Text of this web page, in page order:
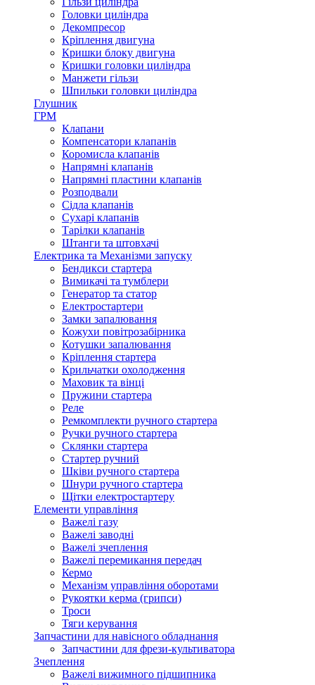
Головки циліндра
Декомпресор
Кріплення двигуна
Кришки блоку двигуна
Кришки головки циліндра
Манжети гільзи
Шпильки головки циліндра
Глушник
ГРМ
Клапани
Компенсатори клапанів
Коромисла клапанів
Напрямні клапанів
Напрямні пластини клапанів
Розподвали
Сідла клапанів
Сухарі клапанів
Тарілки клапанів
Штанги та штовхачі
Електрика та Механізми запуску
Бендикси стартера
Вимикачі та тумблери
Генератор та статор
Електростартери
Замки запалювання
Кожухи повітрозабірника
Котушки запалювання
Кріплення стартера
Крильчатки охолодження
Маховик та вінці
Пружини стартера
Реле
Ремкомплекти ручного стартера
Ручки ручного стартера
Склянки стартера
Стартер ручний
Шківи ручного стартера
Шнури ручного стартера
Щітки електростартеру
Елементи управління
Важелі газу
Важелі заводні
Важелі зчеплення
Важелі перемикання передач
Кермо
Механізм управління оборотами
Рукоятки керма (грипси)
Троси
Тяги керування
Запчастини для навісного обладнання
Запчастини для фрези-культиватора
Зчеплення
Важелі вижимного підшипника